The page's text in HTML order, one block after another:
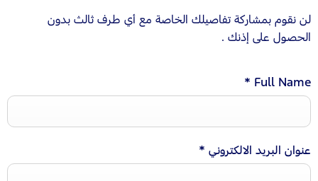
لن نقوم بمشاركة تفاصيلك الخاصة مع أي طرف ثالث بدون
الحصول على إذنك .
Full Name
*
عنوان البريد الالكتروني *